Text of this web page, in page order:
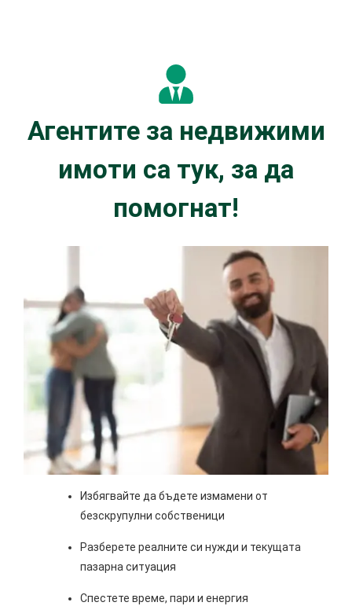
Агентите за недвижими
имоти са тук, за да
помогнат!
Избягвайте да бъдете измамени от
безскрупулни собственици
Разберете реалните си нужди и текущата
пазарна ситуация
Спестете време, пари и енергия